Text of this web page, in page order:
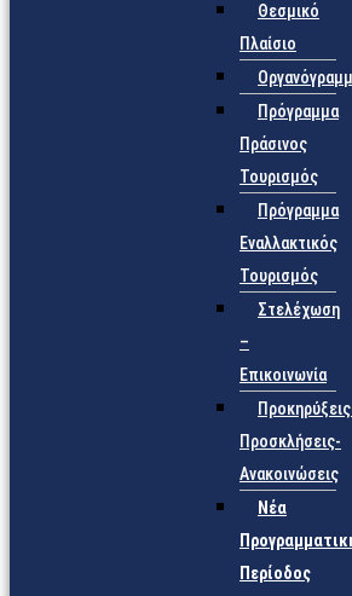
Θεσμικό
Πλαίσιο
Πρόγραμμα
Πράσινος
Τουρισμός
Πρόγραμμα
Εναλλακτικός
Τουρισμός
Στελέχωση
–
Επικοινωνία
Προσκλήσεις-
Ανακοινώσεις
Νέα
Περίοδος